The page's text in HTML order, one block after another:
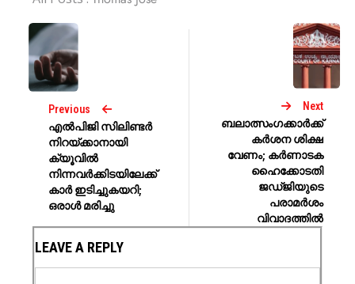
Previous
എൽപിജി സിലിണ്ടർ
നിറയ്ക്കാനായി
ക്യൂവിൽ
നിന്നവർക്കിടയിലേക്ക്
കാർ ഇടിച്ചുകയറി;
ഒരാൾ മരിച്ചു
Next
ബലാത്സംഗക്കാർക്ക്
കർശന ശിക്ഷ
വേണം; കർണാടക
ഹൈക്കോടതി
ജഡ്ജിയുടെ
പരാമർശം
വിവാദത്തിൽ
LEAVE A REPLY